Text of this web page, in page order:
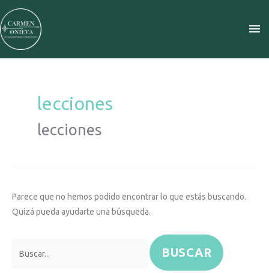
al
contenido
lecciones
lecciones
Parece que no hemos podido encontrar lo que estás buscando.
Quizá pueda ayudarte una búsqueda.